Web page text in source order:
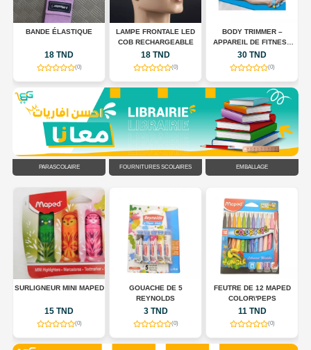
BANDE ÉLASTIQUE
18 TND
(0)
LAMPE FRONTALE LED
COB RECHARGEABLE
18 TND
(0)
BODY TRIMMER –
APPAREIL DE FITNESS
POUR TONIFIER LE
CORPS
30 TND
(0)
PARASCOLAIRE FOURNITURES SCOLAIRES EMBALLAGE
SURLIGNEUR MINI MAPED
15 TND
(0)
GOUACHE DE 5
REYNOLDS
3 TND
(0)
FEUTRE DE 12 MAPED
COLOR\'PEPS
11 TND
(0)